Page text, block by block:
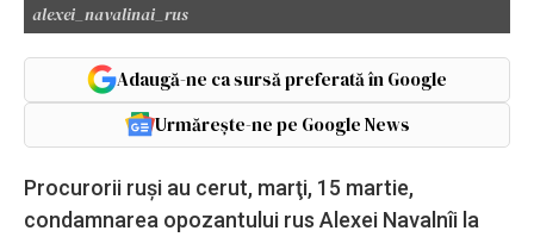
alexei_navalinai_rus
Adaugă-ne ca sursă preferată în Google
Urmărește-ne pe Google News
Procurorii ruși au cerut, marţi, 15 martie,
condamnarea opozantului rus Alexei Navalnîi la